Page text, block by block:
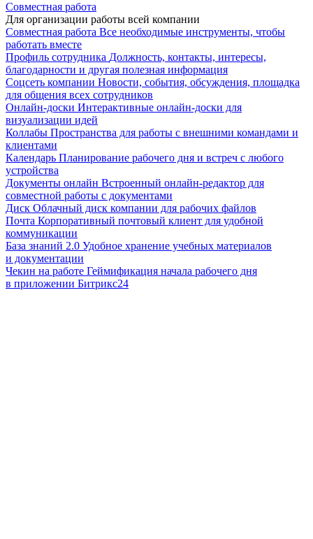
Совместная работа
Для организации работы всей компании
Совместная работа Все необходимые инструменты, чтобы
работать вместе
Профиль сотрудника Должность, контакты, интересы,
благодарности и другая полезная информация
Соцсеть компании Новости, события, обсуждения, площадка
для общения всех сотрудников
Онлайн-доски Интерактивные онлайн-доски для
визуализации идей
Коллабы Пространства для работы с внешними командами и
клиентами
Календарь Планирование рабочего дня и встреч с любого
устройства
Документы онлайн Встроенный онлайн-редактор для
совместной работы с документами
Диск Облачный диск компании для рабочих файлов
Почта Корпоративный почтовый клиент для удобной
коммуникации
База знаний 2.0 Удобное хранение учебных материалов
и документации
Чекин на работе Геймификация начала рабочего дня
в приложении Битрикс24